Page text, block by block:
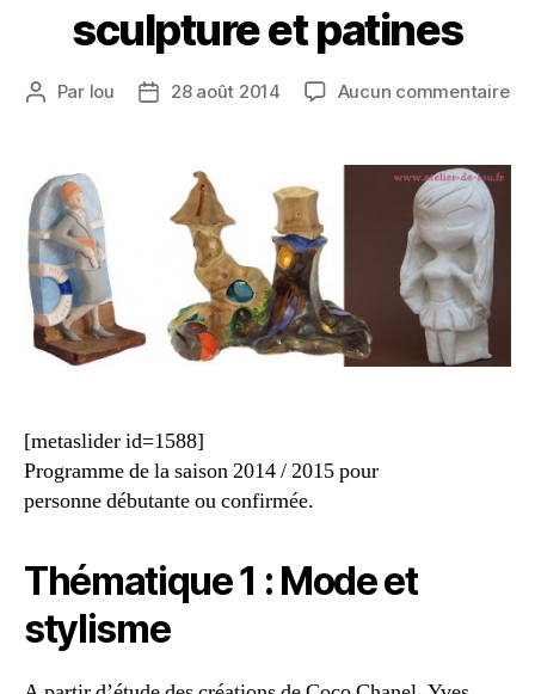
sculpture et patines
Par lou 28 août 2014 Aucun commentaire
[metaslider id=1588]
Programme de la saison 2014 / 2015 pour
personne débutante ou confirmée.
Thématique 1 : Mode et
stylisme